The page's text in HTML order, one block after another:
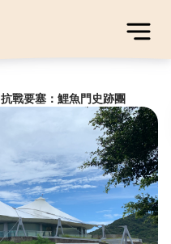
抗戰要塞：鯉魚門史跡團